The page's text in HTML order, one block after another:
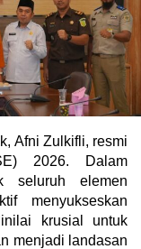
Afni Zulkifli, resmi
2026. Dalam
seluruh elemen
menyukseskan
krusial untuk
menjadi landasan